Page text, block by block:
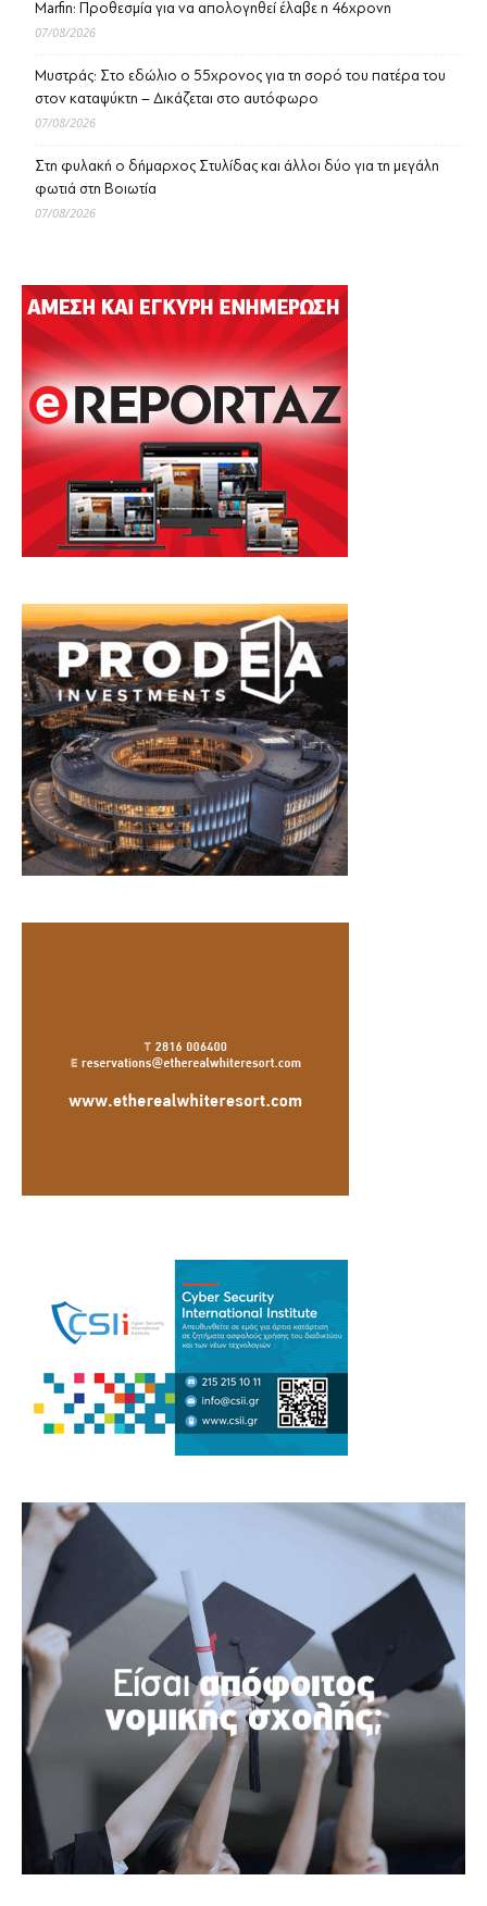
Marfin: Προθεσμία για να απολογηθεί έλαβε η 46χρονη
07/08/2026
Μυστράς: Στο εδώλιο ο 55χρονος για τη σορό του πατέρα του
στον καταψύκτη – Δικάζεται στο αυτόφωρο
07/08/2026
Στη φυλακή ο δήμαρχος Στυλίδας και άλλοι δύο για τη μεγάλη
φωτιά στη Βοιωτία
07/08/2026